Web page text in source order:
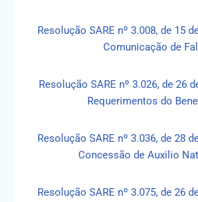
Resolução SARE nº 3.008, de 15
Comunicação de
Resolução SARE nº 3.026, de 26
Requerimentos do
Resolução SARE nº 3.036, de 28
Concessão de Auxilio
Resolução SARE nº 3.075, de 26